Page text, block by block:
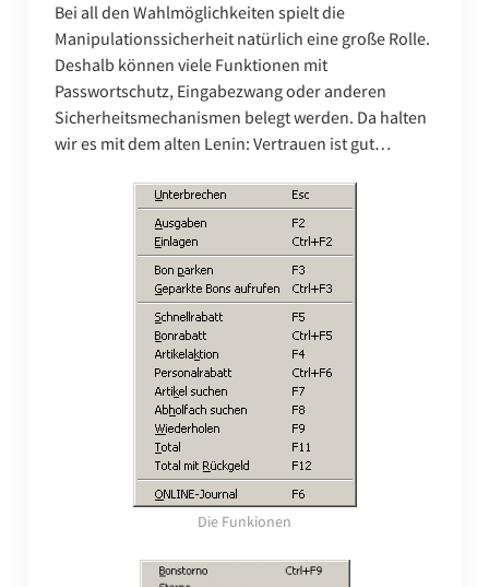
Bei all den Wahlmöglichkeiten spielt die
Manipulationssicherheit natürlich eine große Rolle.
Deshalb können viele Funktionen mit
Passwortschutz, Eingabezwang oder anderen
Sicherheitsmechanismen belegt werden. Da halten
wir es mit dem alten Lenin: Vertrauen ist gut…
Die Funkionen